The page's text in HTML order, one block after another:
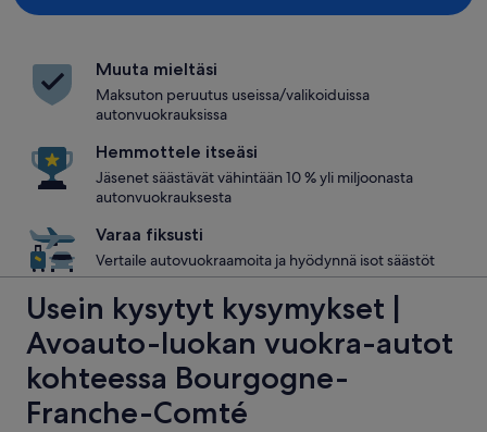
Muuta mieltäsi
Maksuton peruutus useissa/valikoiduissa
autonvuokrauksissa
Hemmottele itseäsi
Jäsenet säästävät vähintään 10 % yli miljoonasta
autonvuokrauksesta
Varaa fiksusti
Vertaile autovuokraamoita ja hyödynnä isot säästöt
Usein kysytyt kysymykset |
Avoauto-luokan vuokra-autot
kohteessa Bourgogne-
Franche-Comté